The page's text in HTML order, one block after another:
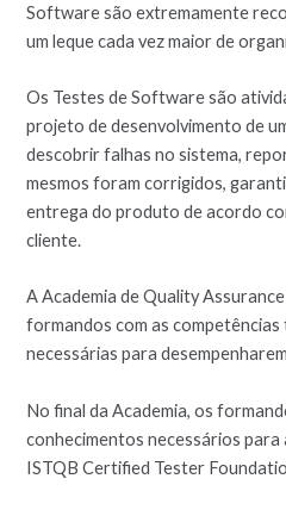
Software são extremamente
um leque cada vez maior de
Os Testes de Software são
projeto de desenvolvimento de
descobrir falhas no sistema,
mesmos foram corrigidos,
entrega do produto de acordo
cliente.
A Academia de Quality
formandos com as
necessárias para
No final da Academia, os
conhecimentos necessários
ISTQB Certified Tester